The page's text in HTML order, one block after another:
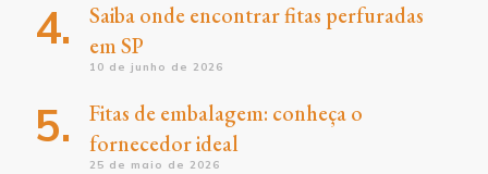
Saiba onde encontrar fitas perfuradas
em SP
10 de junho de 2026
Fitas de embalagem: conheça o
fornecedor ideal
25 de maio de 2026